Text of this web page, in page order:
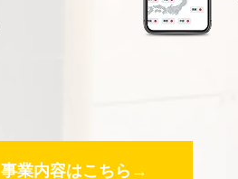
事業内容はこちら→